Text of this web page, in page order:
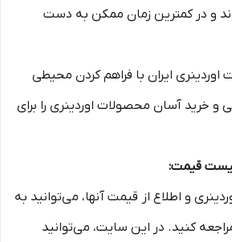
و در کمترین زمان ممکن به دست
ایران با فراهم کردن محیطی
و خرید آسان محصولات اوردینری را برای
لیست قیمت:
و اطلاع از قیمت آنها، می‌توانید به
کنید. در این سایت، می‌توانید